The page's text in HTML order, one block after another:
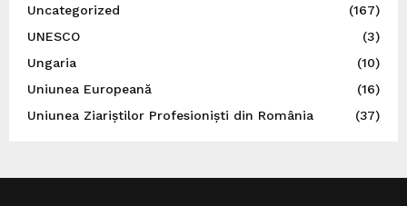
Uncategorized
(167)
UNESCO
(3)
Ungaria
(10)
Uniunea Europeană
(16)
Uniunea Ziariștilor Profesioniști din România
(37)